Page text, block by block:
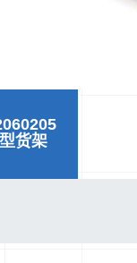
货架